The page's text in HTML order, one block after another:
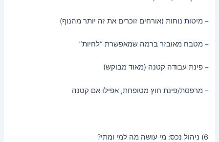
– מיטות נוחות (אורחים זוכרים את זה יותר מהנוף)
– מטבח מאובזר ברמה שמאפשרת “לחיות”
– פינת עבודה קטנה (מאוד מבוקש)
– מרפסת/פינת חוץ מטופחת, אפילו אם קטנה
6) ניהול נכס: מי עושה מה למי ומתי?